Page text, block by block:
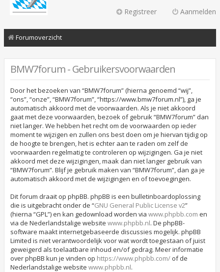
Aanmelden
Registreer
Forumoverzicht
BMW7forum - Gebruikersvoorwaarden
Door het bezoeken van “BMW7forum” (hierna genoemd “wij”,
“ons”, “onze”, “BMW7forum”, “https://www.bmw7forum.nl”), ga je
automatisch akkoord met de voorwaarden. Als je niet akkoord
gaat met deze voorwaarden, bezoek of gebruik “BMW7forum” dan
niet langer. We hebben het recht om de voorwaarden op ieder
moment te wijzigen en zullen ons best doen om je hiervan tijdig op
de hoogte te brengen, het is echter aan te raden om zelf de
voorwaarden regelmatig te controleren op wijzigingen. Ga je niet
akkoord met deze wijzigingen, maak dan niet langer gebruik van
“BMW7forum”. Blijf je gebruik maken van “BMW7forum”, dan ga je
automatisch akkoord met de wijzigingen en of toevoegingen.
Dit forum draait op phpBB. phpBB is een bulletinboardoplossing
die is uitgebracht onder de “GNU General Public License v2”
(hierna “GPL”) en kan gedownload worden via www.phpbb.com en
via de Nederlandstalige website www.phpbb.nl. De phpBB-
software maakt internetgebaseerde discussies mogelijk. phpBB
Limited is niet verantwoordelijk voor wat wordt toegestaan of juist
geweigerd als toelaatbare inhoud en/of gedrag. Meer informatie
over phpBB kun je vinden op https://www.phpbb.com/ of de
Nederlandstalige website www.phpbb.nl.